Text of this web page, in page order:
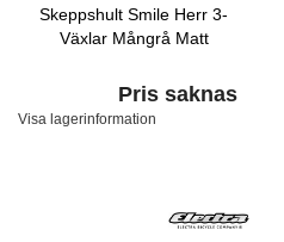
Skeppshult Smile Herr 3-
Växlar Mångrå Matt
Pris saknas
Visa lagerinformation